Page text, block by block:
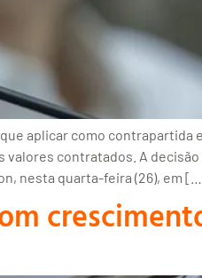
aplicar como contrapartida
valores contratados. A
nesta quarta-feira (26), em